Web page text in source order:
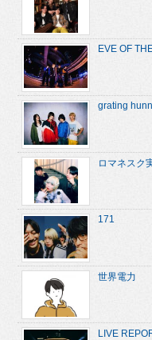
EVE OF
grating
ロマネスク
171
世界電力
LIVE